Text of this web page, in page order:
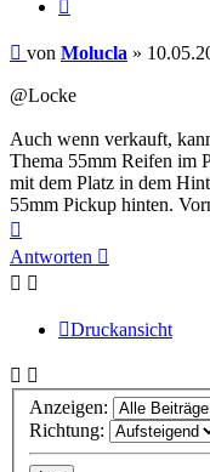
Beitrag
von Molucla »
@Locke
Auch wenn verkauft,
Thema 55mm Reifen im
mit dem Platz in dem
55mm Pickup hinten.
oben
Antworten
Druckansicht
Anzeigen:
Richtung: